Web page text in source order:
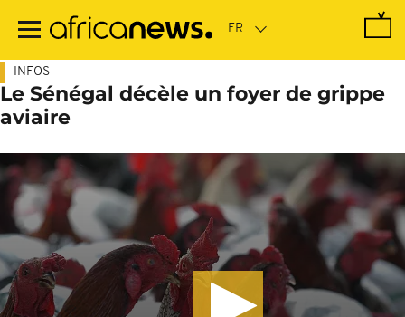
contenu
INFOS
Le Sénégal décèle un foyer de grippe
aviaire